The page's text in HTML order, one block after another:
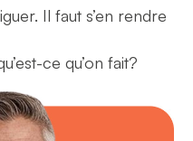
Il faut s’en rendre
ce qu’on fait?